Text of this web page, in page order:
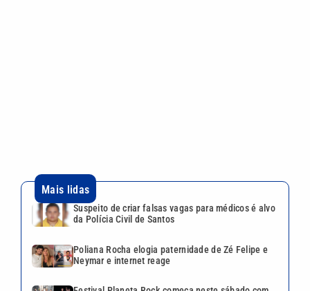
Agosto Lilás: Bragança promove ações contra a
violência à mulher nesta sexta (7)